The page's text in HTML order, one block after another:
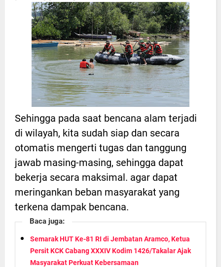
Sehingga pada saat bencana alam terjadi
di wilayah, kita sudah siap dan secara
otomatis mengerti tugas dan tanggung
jawab masing-masing, sehingga dapat
bekerja secara maksimal. agar dapat
meringankan beban masyarakat yang
terkena dampak bencana.
Baca juga:
Semarak HUT Ke-81 RI di Jembatan Aramco, Ketua
Persit KCK Cabang XXXIV Kodim 1426/Takalar Ajak
Masyarakat Perkuat Kebersamaan